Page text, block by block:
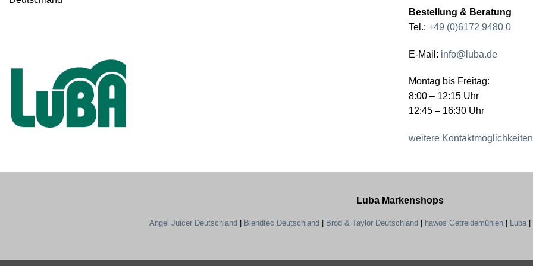
Bestellung & Beratung
Tel.: +49 (0)6172 9480 0
E-Mail: info@luba.de
Montag bis Freitag:
8:00 – 12:15 Uhr
12:45 – 16:30 Uhr
weitere Kontaktmöglichkeiten
Luba Markenshops
Angel Juicer Deutschland Blendtec Deutschland Brod & Taylor Deutschland hawos Getreidemühlen Luba